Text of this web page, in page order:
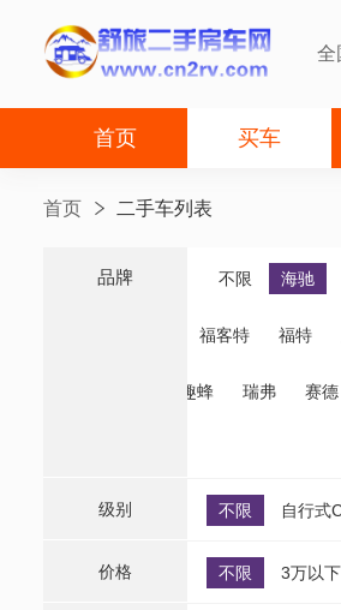
全
首页 买车
首页 二手车列表
品牌 不限 海驰
福客特 福特
趣蜂 瑞弗 赛德
品牌
级别 不限 自行式
价格 不限 3万以下